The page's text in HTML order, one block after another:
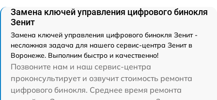
Замена ключей управления цифрового бинокля
Зенит
Замена ключей управления цифрового бинокля Зенит -
несложная задача для нашего сервис-центра Зенит в
Воронеже. Выполним быстро и качественно!
Позвоните нам и наш сервис-центра
проконсультирует и озвучит стоимость ремонта
цифрового бинокля. Среднее время ремонта